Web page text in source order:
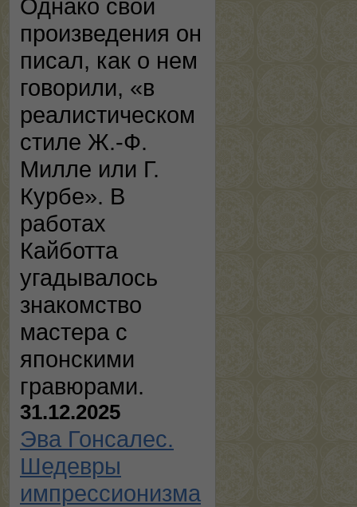
Однако свои
произведения он
писал, как о нем
говорили, «в
реалистическом
стиле Ж.-Ф.
Милле или Г.
Курбе». В
работах
Кайботта
угадывалось
знакомство
мастера с
японскими
гравюрами.
31.12.2025
Эва Гонсалес.
Шедевры
импрессионизма